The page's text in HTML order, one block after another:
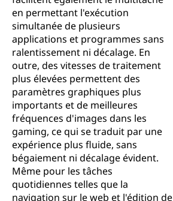
en permettant l'exécution
simultanée de plusieurs
applications et programmes sans
ralentissement ni décalage. En
outre, des vitesses de traitement
plus élevées permettent des
paramètres graphiques plus
importants et de meilleures
fréquences d'images dans les
gaming, ce qui se traduit par une
expérience plus fluide, sans
bégaiement ni décalage évident.
Même pour les tâches
quotidiennes telles que la
navigation sur le web et l'édition de